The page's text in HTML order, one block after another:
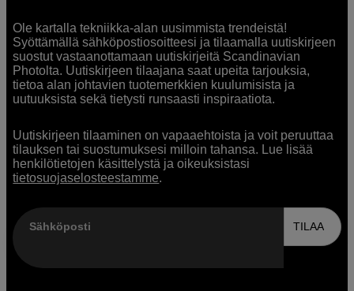
Ole kartalla tekniikka-alan uusimmista trendeistä!
Syöttämällä sähköpostiosoitteesi ja tilaamalla uutiskirjeen
suostut vastaanottamaan uutiskirjeitä Scandinavian
Photolta. Uutiskirjeen tilaajana saat upeita tarjouksia,
tietoa alan johtavien tuotemerkkien kuulumisista ja
uutuuksista sekä tietysti runsaasti inspiraatiota.
Uutiskirjeen tilaaminen on vapaaehtoista ja voit peruuttaa
tilauksen tai suostumuksesi milloin tahansa. Lue lisää
henkilötietojen käsittelystä ja oikeuksistasi
tietosuojaselosteestamme.
Sähköposti TILAA